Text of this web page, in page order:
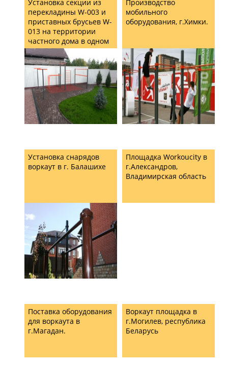
Установка секции из
перекладины W-003 и
приставных брусьев W-
013 на территории
частного дома в одном
коттеджных поселков
Подмосковья
Производство
мобильного
оборудования, г.Химки.
Установка снарядов
воркаут в г. Балашихе
Площадка Workoucity в
г.Александров,
Владимирская область
Поставка оборудования
для воркаута в
г.Магадан.
Воркаут площадка в
г.Могилев, республика
Беларусь